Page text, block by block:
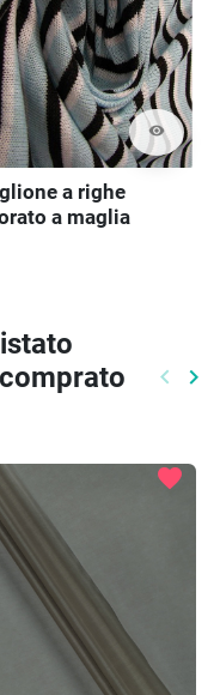
visibility
a righe
a maglia
keyboard_arrow_left keyboard_arrow_right
favorite